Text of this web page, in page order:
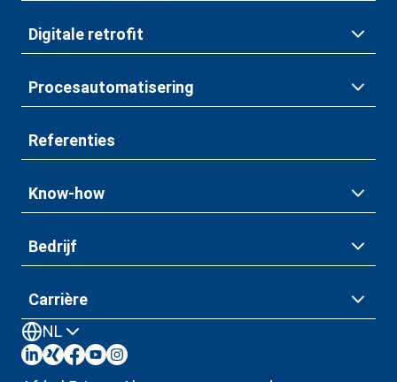
Digitale retrofit
Procesautomatisering
Referenties
Know-how
Bedrijf
Carrière
NL